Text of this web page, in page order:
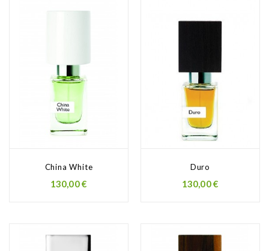
China White
130,00 €
Duro
130,00 €